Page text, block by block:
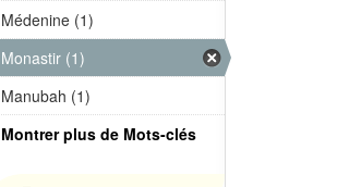
Médenine (1)
Monastir (1)
Manubah (1)
Montrer plus de Mots-clés